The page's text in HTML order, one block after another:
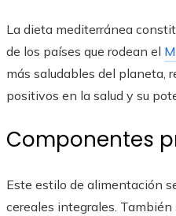
La dieta mediterránea
de los países que rodean el
más saludables del planeta,
positivos en la salud y su
Componentes
Este estilo de alimentación
cereales integrales.